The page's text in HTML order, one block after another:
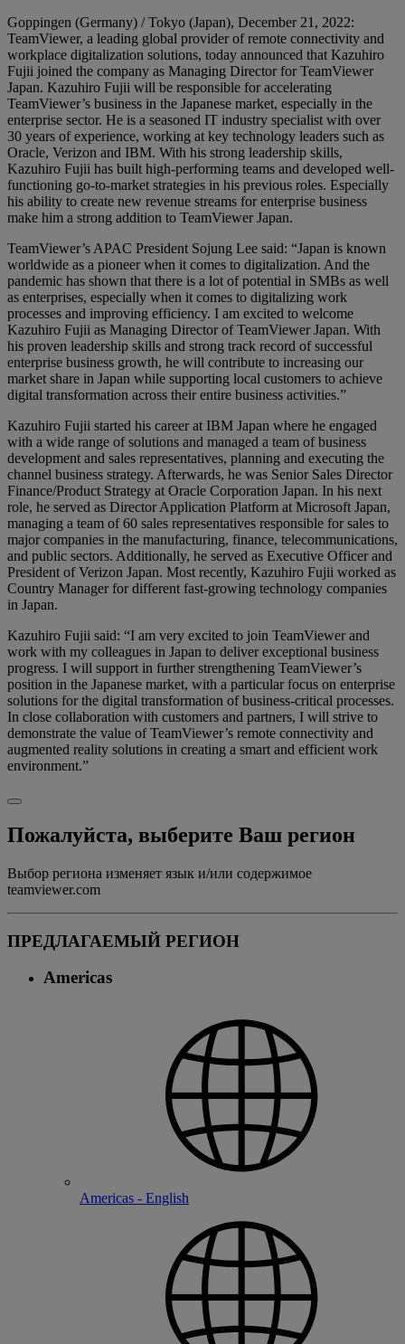
Goppingen (Germany) / Tokyo (Japan), December 21, 2022:
TeamViewer, a leading global provider of remote connectivity and
workplace digitalization solutions, today announced that Kazuhiro
Fujii joined the company as Managing Director for TeamViewer
Japan. Kazuhiro Fujii will be responsible for accelerating
TeamViewer’s business in the Japanese market, especially in the
enterprise sector. He is a seasoned IT industry specialist with over
30 years of experience, working at key technology leaders such as
Oracle, Verizon and IBM. With his strong leadership skills,
Kazuhiro Fujii has built high-performing teams and developed well-
functioning go-to-market strategies in his previous roles. Especially
his ability to create new revenue streams for enterprise business
make him a strong addition to TeamViewer Japan.
TeamViewer’s APAC President Sojung Lee said: “Japan is known
worldwide as a pioneer when it comes to digitalization. And the
pandemic has shown that there is a lot of potential in SMBs as well
as enterprises, especially when it comes to digitalizing work
processes and improving efficiency. I am excited to welcome
Kazuhiro Fujii as Managing Director of TeamViewer Japan. With
his proven leadership skills and strong track record of successful
enterprise business growth, he will contribute to increasing our
market share in Japan while supporting local customers to achieve
digital transformation across their entire business activities.”
Kazuhiro Fujii started his career at IBM Japan where he engaged
with a wide range of solutions and managed a team of business
development and sales representatives, planning and executing the
channel business strategy. Afterwards, he was Senior Sales Director
Finance/Product Strategy at Oracle Corporation Japan. In his next
role, he served as Director Application Platform at Microsoft Japan,
managing a team of 60 sales representatives responsible for sales to
major companies in the manufacturing, finance, telecommunications,
and public sectors. Additionally, he served as Executive Officer and
President of Verizon Japan. Most recently, Kazuhiro Fujii worked as
Country Manager for different fast-growing technology companies
in Japan.
Kazuhiro Fujii said: “I am very excited to join TeamViewer and
work with my colleagues in Japan to deliver exceptional business
progress. I will support in further strengthening TeamViewer’s
position in the Japanese market, with a particular focus on enterprise
solutions for the digital transformation of business-critical processes.
In close collaboration with customers and partners, I will strive to
demonstrate the value of TeamViewer’s remote connectivity and
augmented reality solutions in creating a smart and efficient work
environment.”
Пожалуйста, выберите Ваш регион
Выбор региона изменяет язык и/или содержимое
teamviewer.com
ПРЕДЛАГАЕМЫЙ РЕГИОН
Americas
Americas - English